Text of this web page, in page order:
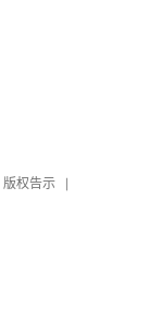
版权告示